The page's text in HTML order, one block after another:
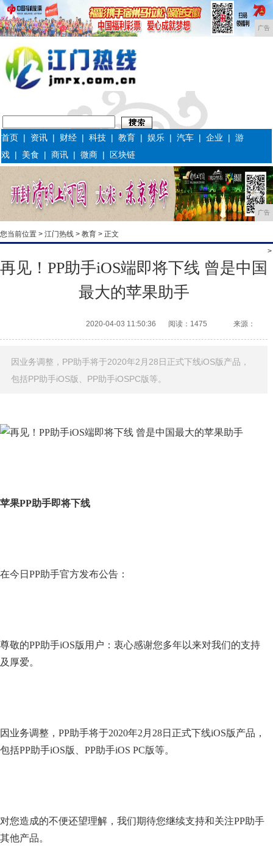
广告
首页 | 资讯 | 财经 |科技 |教育 |娱乐 |汽车 |企业 |游
戏 | 美食 |商讯 |微商 | 区块链
广告
您当前位置 > 江门热线 > 教育 > 正文
>
再见！PP助手iOS端即将下线 曾是中国
最大的苹果助手
2020-04-03 11:50:36 阅读：1475 来源：
因业务调整，PP助手将于2020年2月28日正式下线iOS版产品，
包括PP助手iOS版、PP助手iOSPC版等。
苹果PP助手即将下线
在今日PP助手官方发布公告：
尊敬的PP助手iOS版用户：衷心感谢您多年以来对我们的支持
及厚爱。
因业务调整，PP助手将于2020年2月28日正式下线iOS版产品，
包括PP助手iOS版、PP助手iOS PC版等。
对您造成的不便还望理解，我们期待您继续支持和关注PP助手
其他产品。